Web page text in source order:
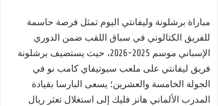
مباراة برشلونة وليفانتي اليوم تمثل فرصة حاسمة
للفريق الكتالوني في سباق اللقب ضمن الدوري
الإسباني موسم 2025-2026، حيث يستضيف برشلونة
فريق ليفانتي على ملعب سبوتيفاي كامب نو في
الجولة الخامسة والعشرين؛ يسعى البارسا بقيادة
المدرب الألماني هانز فليك إلى استغلال تعثر ريال